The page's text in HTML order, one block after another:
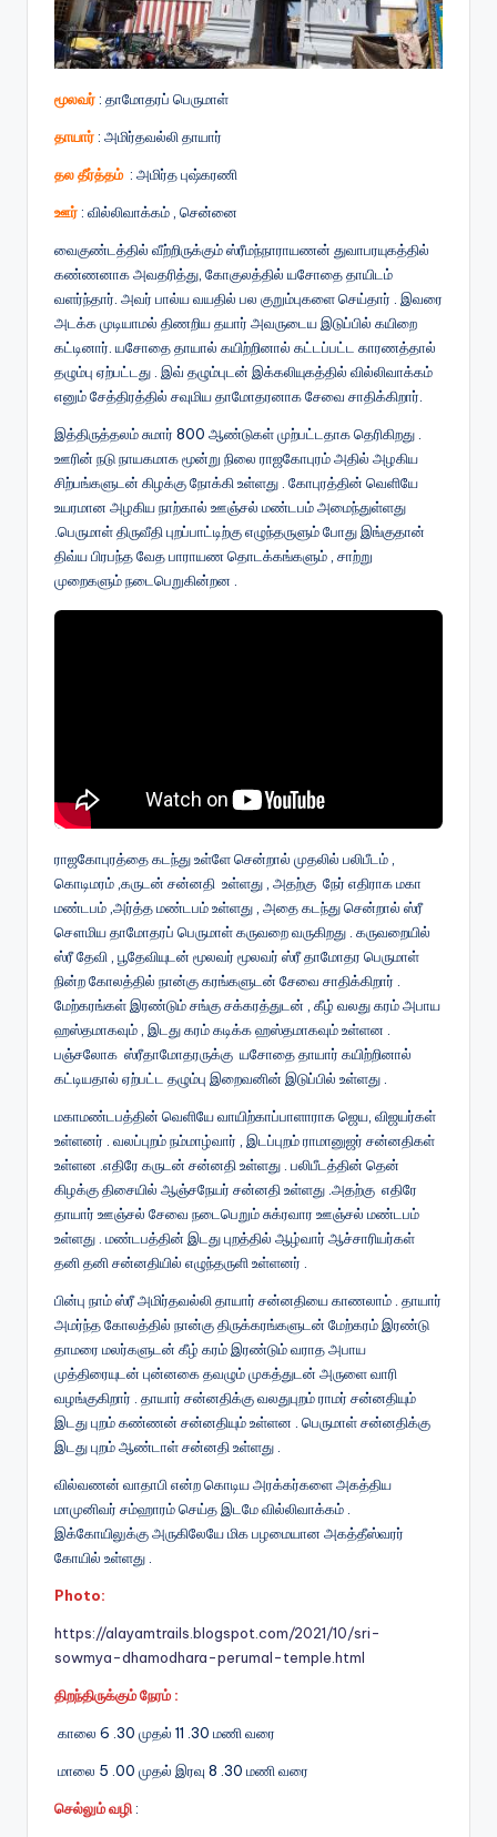
மூலவர் : தாமோதரப் பெருமாள்
தாயார் : அமிர்தவல்லி தாயார்
தல தீர்த்தம்: அமிர்த புஷ்கரணி
ஊர் : வில்லிவாக்கம் , சென்னை
வைகுண்டத்தில் வீற்றிருக்கும் ஸ்ரீமந்நாராயணன் துவாபரயுகத்தில்
கண்ணனாக அவதரித்து, கோகுலத்தில் யசோதை தாயிடம்
வளர்ந்தார். அவர் பால்ய வயதில் பல குறும்புகளை செய்தார் . இவரை
அடக்க முடியாமல் திணறிய தயார் அவருடைய இடுப்பில் கயிறை
கட்டினார். யசோதை தாயால் கயிற்றினால் கட்டப்பட்ட காரணத்தால்
தழும்பு ஏற்பட்டது . இவ் தழும்புடன் இக்கலியுகத்தில் வில்லிவாக்கம்
எனும் சேத்திரத்தில் சவுமிய தாமோதரனாக சேவை சாதிக்கிறார்.
இத்திருத்தலம் சுமார் 800 ஆண்டுகள் முற்பட்டதாக தெரிகிறது .
ஊரின் நடு நாயகமாக மூன்று நிலை ராஜகோபுரம் அதில் அழகிய
சிற்பங்களுடன் கிழக்கு நோக்கி உள்ளது . கோபுரத்தின் வெளியே
உயரமான அழகிய நாற்கால் ஊஞ்சல் மண்டபம் அமைந்துள்ளது
.பெருமாள் திருவீதி புறப்பாட்டிற்கு எழுந்தருளும் போது இங்குதான்
திவ்ய பிரபந்த வேத பாராயண தொடக்கங்களும் , சாற்று
முறைகளும் நடைபெறுகின்றன .
ராஜகோபுரத்தை கடந்து உள்ளே சென்றால் முதலில் பலிபீடம் ,
கொடிமரம் ,கருடன் சன்னதி உள்ளது , அதற்கு நேர் எதிராக மகா
மண்டபம் ,அர்த்த மண்டபம் உள்ளது , அதை கடந்து சென்றால் ஸ்ரீ
சௌமிய தாமோதரப் பெருமாள் கருவறை வருகிறது . கருவறையில்
ஸ்ரீ தேவி , பூதேவியுடன் மூலவர் மூலவர் ஸ்ரீ தாமோதர பெருமாள்
நின்ற கோலத்தில் நான்கு கரங்களுடன் சேவை சாதிக்கிறார் .
மேற்கரங்கள் இரண்டும் சங்கு சக்கரத்துடன் , கீழ் வலது கரம் அபாய
ஹஸ்தமாகவும் , இடது கரம் கடிக்க ஹஸ்தமாகவும் உள்ளன .
பஞ்சலோக ஸ்ரீதாமோதரருக்கு யசோதை தாயார் கயிற்றினால்
கட்டியதால் ஏற்பட்ட தழும்பு இறைவனின் இடுப்பில் உள்ளது .
மகாமண்டபத்தின் வெளியே வாயிற்காப்பாளாராக ஜெய, விஜயர்கள்
உள்ளனர் . வலப்புறம் நம்மாழ்வார் , இடப்புறம் ராமானுஜர் சன்னதிகள்
உள்ளன .எதிரே கருடன் சன்னதி உள்ளது . பலிபீடத்தின் தென்
கிழக்கு திசையில் ஆஞ்சநேயர் சன்னதி உள்ளது .அதற்கு எதிரே
தாயார் ஊஞ்சல் சேவை நடைபெறும் சுக்ரவார ஊஞ்சல் மண்டபம்
உள்ளது . மண்டபத்தின் இடது புறத்தில் ஆழ்வார் ஆச்சாரியர்கள்
தனி தனி சன்னதியில் எழுந்தருளி உள்ளனர் .
பின்பு நாம் ஸ்ரீ அமிர்தவல்லி தாயார் சன்னதியை காணலாம் . தாயார்
அமர்ந்த கோலத்தில் நான்கு திருக்கரங்களுடன் மேற்கரம் இரண்டு
தாமரை மலர்களுடன் கீழ் கரம் இரண்டும் வராத அபாய
முத்திரையுடன் புன்னகை தவழும் முகத்துடன் அருளை வாரி
வழங்குகிறார் . தாயார் சன்னதிக்கு வலதுபுறம் ராமர் சன்னதியும்
இடது புறம் கண்ணன் சன்னதியும் உள்ளன . பெருமாள் சன்னதிக்கு
இடது புறம் ஆண்டாள் சன்னதி உள்ளது .
வில்வணன் வாதாபி என்ற கொடிய அரக்கர்களை அகத்திய
மாமுனிவர் சம்ஹாரம் செய்த இடமே வில்லிவாக்கம் .
இக்கோயிலுக்கு அருகிலேயே மிக பழமையான அகத்தீஸ்வரர்
கோயில் உள்ளது .
Photo:
https://alayamtrails.blogspot.com/2021/10/sri-
sowmya-dhamodhara-perumal-temple.html
திறந்திருக்கும் நேரம் :
காலை 6 .30 முதல் 11 .30 மணி வரை
மாலை 5 .00 முதல் இரவு 8 .30 மணி வரை
செல்லும் வழி :